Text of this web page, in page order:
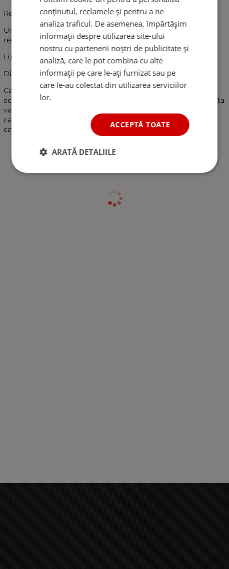
Recipient de apa cu robinet metalic, 10 L.
Un robinet metalic fara filet - atasat permanent pe fundul
recipientului.
Lungimea robinetului: 7cm
Diametrul robinetului: 1.5cm
Canistra de apa este ideala pentru orice situatie in care
accesul la apa curenta este limitat sau imposibil. Cu siguranta
va fi util in timpul unei calatorii de vacanta, excursie in
camping, excursie in aer liber sau excursie off-road sau
calatorii cu motorhome sau camion.
conținutul, reclamele și pentru a ne
analiza traficul. De asemenea, împărtășim
informații despre utilizarea site-ului
nostru cu partenerii noștri de publicitate și
analiză, care le pot combina cu alte
informații pe care le-ați furnizat sau pe
care le-au colectat din utilizarea serviciilor
lor.
ACCEPTĂ TOATE
ARATĂ DETALIILE